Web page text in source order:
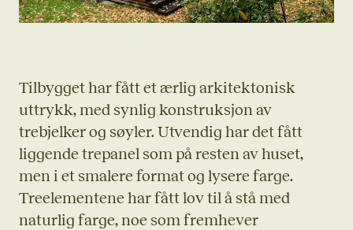
Tilbygget har fått et ærlig arkitektonisk
uttrykk, med synlig konstruksjon av
trebjelker og søyler. Utvendig har det fått
liggende trepanel som på resten av huset,
men i et smalere format og lysere farge.
Treelementene har fått lov til å stå med
naturlig farge, noe som fremhever